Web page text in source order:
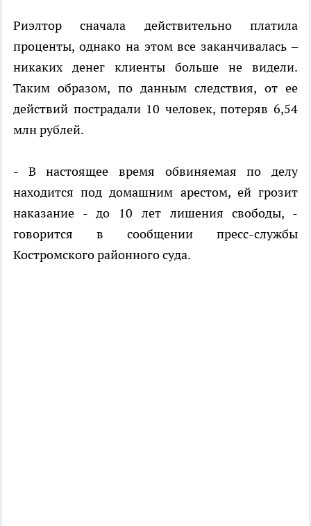
Риэлтор сначала действительно платила
проценты, однако на этом все заканчивалась –
никаких денег клиенты больше не видели.
Таким образом, по данным следствия, от ее
действий пострадали 10 человек, потеряв 6,54
млн рублей.
- В настоящее время обвиняемая по делу
находится под домашним арестом, ей грозит
наказание - до 10 лет лишения свободы, -
говорится в сообщении пресс-службы
Костромского районного суда.